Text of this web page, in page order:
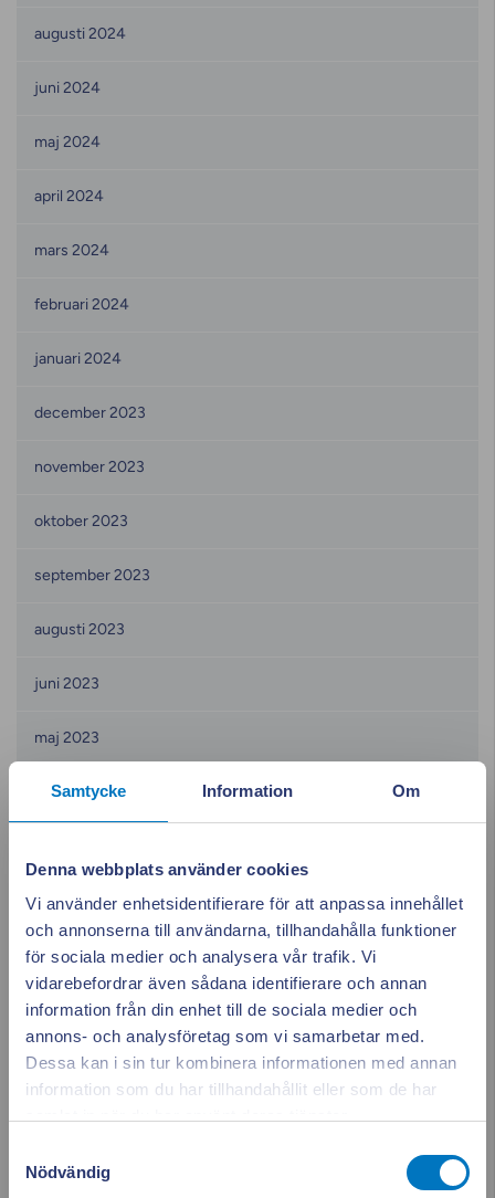
Samtycke Information Om
Denna webbplats använder cookies
Vi använder enhetsidentifierare för att anpassa innehållet
och annonserna till användarna, tillhandahålla funktioner
för sociala medier och analysera vår trafik. Vi
vidarebefordrar även sådana identifierare och annan
information från din enhet till de sociala medier och
annons- och analysföretag som vi samarbetar med.
Dessa kan i sin tur kombinera informationen med annan
information som du har tillhandahållit eller som de har
Nödvändig
augusti 2024
juni 2024
maj 2024
april 2024
mars 2024
februari 2024
januari 2024
december 2023
november 2023
oktober 2023
september 2023
augusti 2023
juni 2023
maj 2023
april 2023
februari 2023
januari 2023
december 2022
november 2022
oktober 2022
september 2022
Stäng
Appen ger dig
full koll på elen